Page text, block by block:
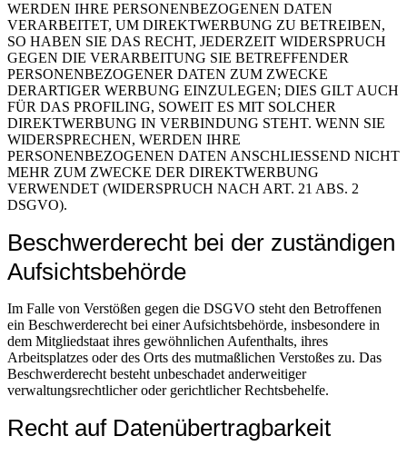
WERDEN IHRE PERSONENBEZOGENEN DATEN
VERARBEITET, UM DIREKTWERBUNG ZU BETREIBEN,
SO HABEN SIE DAS RECHT, JEDERZEIT WIDERSPRUCH
GEGEN DIE VERARBEITUNG SIE BETREFFENDER
PERSONENBEZOGENER DATEN ZUM ZWECKE
DERARTIGER WERBUNG EINZULEGEN; DIES GILT AUCH
FÜR DAS PROFILING, SOWEIT ES MIT SOLCHER
DIREKTWERBUNG IN VERBINDUNG STEHT. WENN SIE
WIDERSPRECHEN, WERDEN IHRE
PERSONENBEZOGENEN DATEN ANSCHLIESSEND NICHT
MEHR ZUM ZWECKE DER DIREKTWERBUNG
VERWENDET (WIDERSPRUCH NACH ART. 21 ABS. 2
DSGVO).
Beschwerde­recht bei der zuständigen
Aufsichts­behörde
Im Falle von Verstößen gegen die DSGVO steht den Betroffenen
ein Beschwerderecht bei einer Aufsichtsbehörde, insbesondere in
dem Mitgliedstaat ihres gewöhnlichen Aufenthalts, ihres
Arbeitsplatzes oder des Orts des mutmaßlichen Verstoßes zu. Das
Beschwerderecht besteht unbeschadet anderweitiger
verwaltungsrechtlicher oder gerichtlicher Rechtsbehelfe.
Recht auf Daten­übertrag­barkeit